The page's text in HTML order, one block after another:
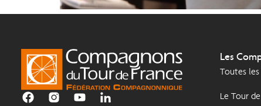
Les
Toutes
Le Tour